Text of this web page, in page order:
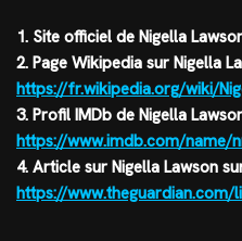
1. Site officiel de Nigella
2. Page Wikipedia sur Nigella
https://fr.wikipedia.org/wiki/
3. Profil IMDb de Nigella
https://www.imdb.com/name/
4. Article sur Nigella Lawson
https://